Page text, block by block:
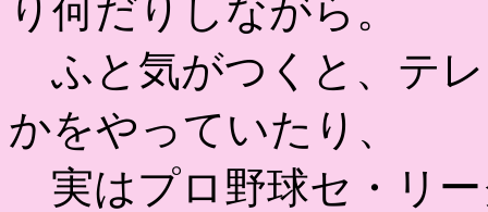
り何だりしながら。
ふと気がつくと、テレ
かをやっていたり、
実はプロ野球セ・リ